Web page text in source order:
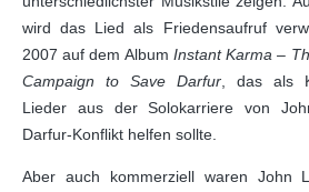
wird das Lied als Friedensaufruf
2007 auf dem Album Instant Karma –
Campaign to Save Darfur , das als
Lieder aus der Solokarriere von
Darfur-Konflikt helfen sollte.
Aber auch kommerziell waren John